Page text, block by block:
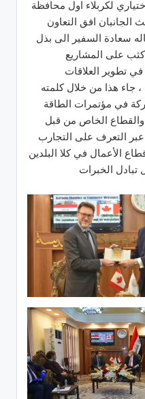
لكربلاء اول محافظة
الجانبان افق التعاون
سعادة السفير الى بذل
كثب على المشاريع
تطوير العلاقات
جاء هذا من خلال كلمته
في مؤتمرات الطاقة
والقطاع الخاص من قبل
عبر التعرف على التجارب
الأعمال في كلا البلدين
تبادل الخبرات